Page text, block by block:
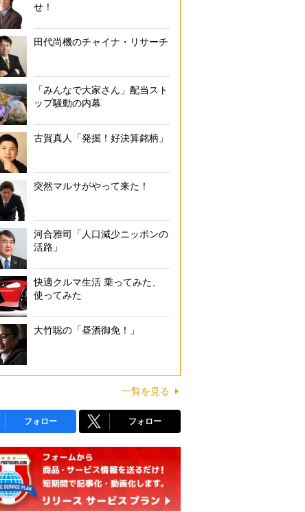
せ！
田代尚機のチャイナ・リサーチ
「みんなで大家さん」配当スト
ップ騒動の内幕
古賀真人「発掘！好決算銘柄」
突然マルサがやって来た！
河合雅司「人口減少ニッポンの
活路」
快適クルマ生活 乗ってみた、
使ってみた
大竹聡の「昼酒御免！」
一覧を見る
フォロー フォロー